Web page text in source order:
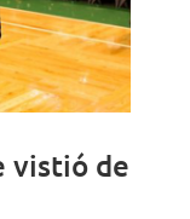
vistió de